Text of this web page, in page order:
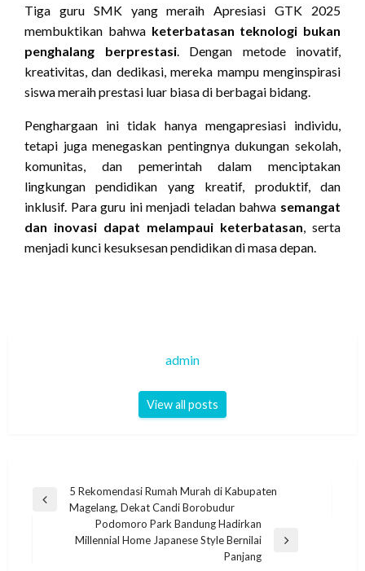
Tiga guru SMK yang meraih Apresiasi GTK 2025
membuktikan bahwa keterbatasan teknologi bukan
penghalang berprestasi. Dengan metode inovatif,
kreativitas, dan dedikasi, mereka mampu menginspirasi
siswa meraih prestasi luar biasa di berbagai bidang.
Penghargaan ini tidak hanya mengapresiasi individu,
tetapi juga menegaskan pentingnya dukungan sekolah,
komunitas, dan pemerintah dalam menciptakan
lingkungan pendidikan yang kreatif, produktif, dan
inklusif. Para guru ini menjadi teladan bahwa semangat
dan inovasi dapat melampaui keterbatasan, serta
menjadi kunci kesuksesan pendidikan di masa depan.
admin
View all posts
Navigasi
Previous
5 Rekomendasi Rumah Murah di Kabupaten
Magelang, Dekat Candi Borobudur
Podomoro Park Bandung Hadirkan
Millennial Home Japanese Style Bernilai
Panjang